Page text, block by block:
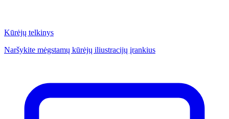
Kūrėjų telkinys
Naršykite mėgstamų kūrėjų iliustracijų įrankius